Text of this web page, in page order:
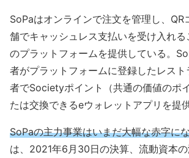
SoPaはオンラインで注文を管理し、QR
舗でキャッシュレス支払いを受け入れ
のプラットフォームを提供している。
者がプラットフォームに登録したレス
者でSocietyポイント（共通の価値のポ
たは交換できるeウォレットアプリを提
SoPaの主力事業はいまだ大幅な赤字に
は、2021年6月30日の決算、流動資本